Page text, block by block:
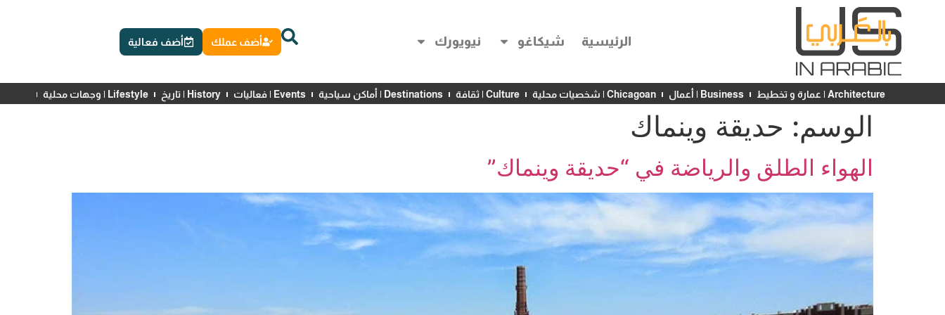
الرئيسية شيكاغو نيويورك أضف عملك أضف فعالية
Architecture | عمارة و تخطيط Business | أعمال Chicagoan | شخصيات محلية Culture | ثقافة Destinations | أماكن سياحية Events | فعاليات History | تاريخ Lifestyle | وجهات محلية
الوسم: حديقة وينماك
الهواء الطلق والرياضة في “حديقة وينماك”